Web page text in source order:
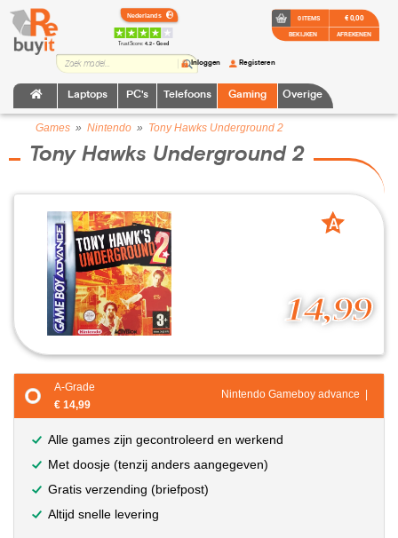
TrustScore:4.2 • Goed
Laptops PC's Telefoons Gaming Overige
Inloggen Registeren
0 ITEMS
BEKIJKEN
€ 0,00
AFREKENEN
Games » Nintendo » Tony Hawks Underground 2
Tony Hawks Underground 2
14,99
A
A-Grade
€ 14,99
Nintendo Gameboy advance |
Alle games zijn gecontroleerd en werkend
Met doosje (tenzij anders aangegeven)
Gratis verzending (briefpost)
Altijd snelle levering